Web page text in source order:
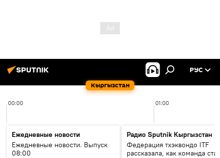
Кыргызстан
РУС
00:00 01:00
Ежедневные новости
Ежедневные новости. Выпуск
08:00
Радио Sputnik Кыргызстан
Федерация тхэквондо ITF
рассказала, как команда